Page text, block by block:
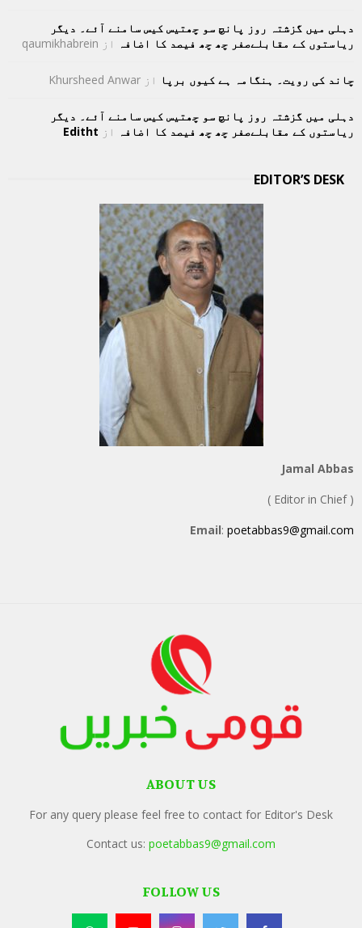
دہلی میں گزشتہ روز پانچ سو چھتیس کیس سامنے آئے۔ دیگر
ریاستوں کے مقابلےصفر چھ چھ فیصد کا اضافہ
از qaumikhabrein
چاند کی رویت۔ ہنگامہ ہے کیوں برپا از Khursheed Anwar
دہلی میں گزشتہ روز پانچ سو چھتیس کیس سامنے آئے۔ دیگر
ریاستوں کے مقابلےصفر چھ چھ فیصد کا اضافہ
از Editht
EDITOR’S DESK
Jamal Abbas
( Editor in Chief )
Email: poetabbas9@gmail.com
ABOUT US
For any query please feel free to contact for Editor's Desk
Contact us: poetabbas9@gmail.com
FOLLOW US